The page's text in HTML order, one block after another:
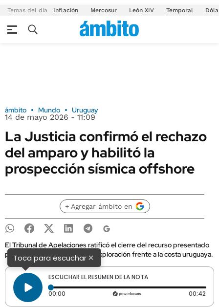
Temas del día Inflación Mercosur León XIV Temporal
ámbito Mundo Uruguay
14 de mayo 2026 - 11:09
La Justicia confirmó el rechazo
del amparo y habilitó la
prospección sísmica offshore
+ Agregar ámbito en
El Tribunal de Apelaciones ratificó el cierre del recurso presentado
para suspender las tareas de exploración frente a la costa uruguaya.
Toca para escuchar×
ESCUCHAR EL RESUMEN DE LA NOTA
00:00 Tiempo transcurrido: 0 segundos 00:42